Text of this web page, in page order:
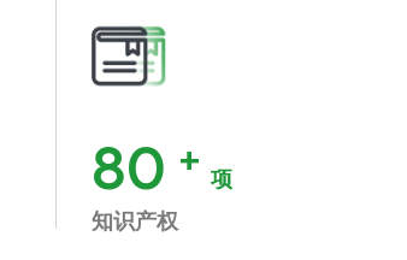
80 + 项
知识产权